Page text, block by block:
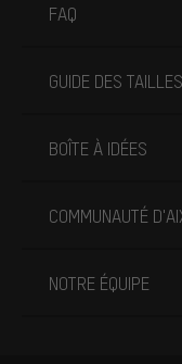
FAQ
GUIDE DES TAILLES
BOÎTE À IDÉES
COMMUNAUTÉ
NOTRE ÉQUIPE